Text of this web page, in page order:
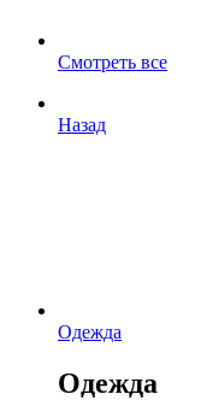
Смотреть все
Назад
Одежда
Одежда